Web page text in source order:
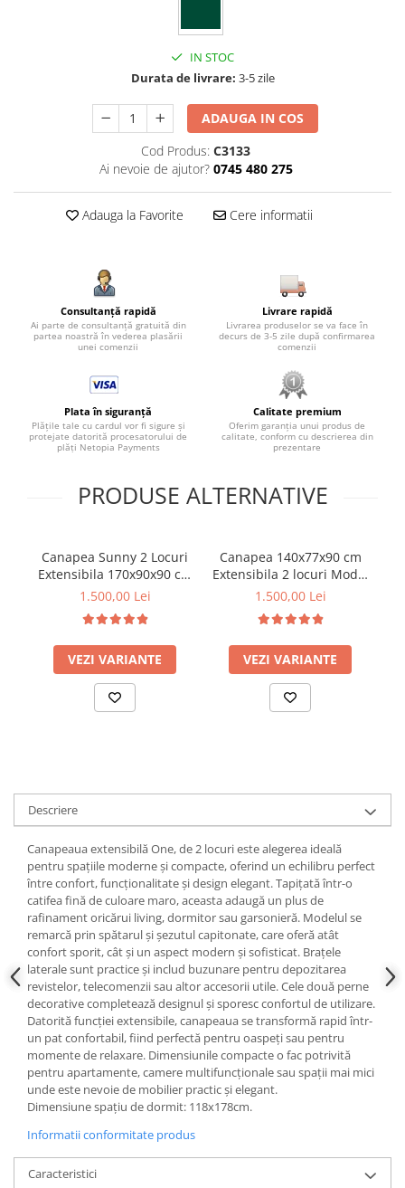
IN STOC
Durata de livrare: 3-5 zile
ADAUGA IN COS
Cod Produs: C3133
Ai nevoie de ajutor? 0745 480 275
Adauga la Favorite Cere informatii
Consultanță rapidă
Ai parte de consultanță gratuită din
partea noastră în vederea plasării
unei comenzii
Livrare rapidă
Livrarea produselor se va face în
decurs de 3-5 zile după confirmarea
comenzii
Plata în siguranță
Plățile tale cu cardul vor fi sigure și
protejate datorită procesatorului de
plăți Netopia Payments
Calitate premium
Oferim garanția unui produs de
calitate, conform cu descrierea din
prezentare
PRODUSE ALTERNATIVE
Canapea Sunny 2 Locuri
Extensibila 170x90x90 cm
Tapiterie Catifea Velvet
1.500,00 Lei
VEZI VARIANTE
Canapea 140x77x90 cm
Extensibila 2 locuri Model
One Tapiterie Catifea Gri
1.500,00 Lei
VEZI VARIANTE
Descriere
Canapeaua extensibilă One, de 2 locuri este alegerea ideală
pentru spațiile moderne și compacte, oferind un echilibru perfect
între confort, funcționalitate și design elegant. Tapițată într-o
catifea fină de culoare maro, aceasta adaugă un plus de
rafinament oricărui living, dormitor sau garsonieră. Modelul se
remarcă prin spătarul și șezutul capitonate, care oferă atât
confort sporit, cât și un aspect modern și sofisticat. Brațele
laterale sunt practice și includ buzunare pentru depozitarea
revistelor, telecomenzii sau altor accesorii utile. Cele două perne
decorative completează designul și sporesc confortul de utilizare.
Datorită funcției extensibile, canapeaua se transformă rapid într-
un pat confortabil, fiind perfectă pentru oaspeți sau pentru
momente de relaxare. Dimensiunile compacte o fac potrivită
pentru apartamente, camere multifuncționale sau spații mai mici
unde este nevoie de mobilier practic și elegant.
Dimensiune spațiu de dormit: 118x178cm.
Informatii conformitate produs
Caracteristici